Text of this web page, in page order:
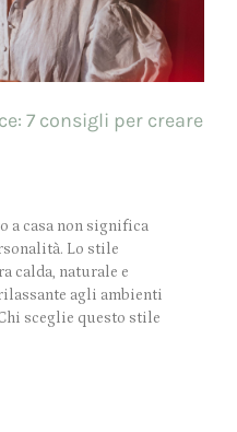
7 consigli per creare
a casa non significa
Lo stile
calda, naturale e
agli ambienti
sceglie questo stile